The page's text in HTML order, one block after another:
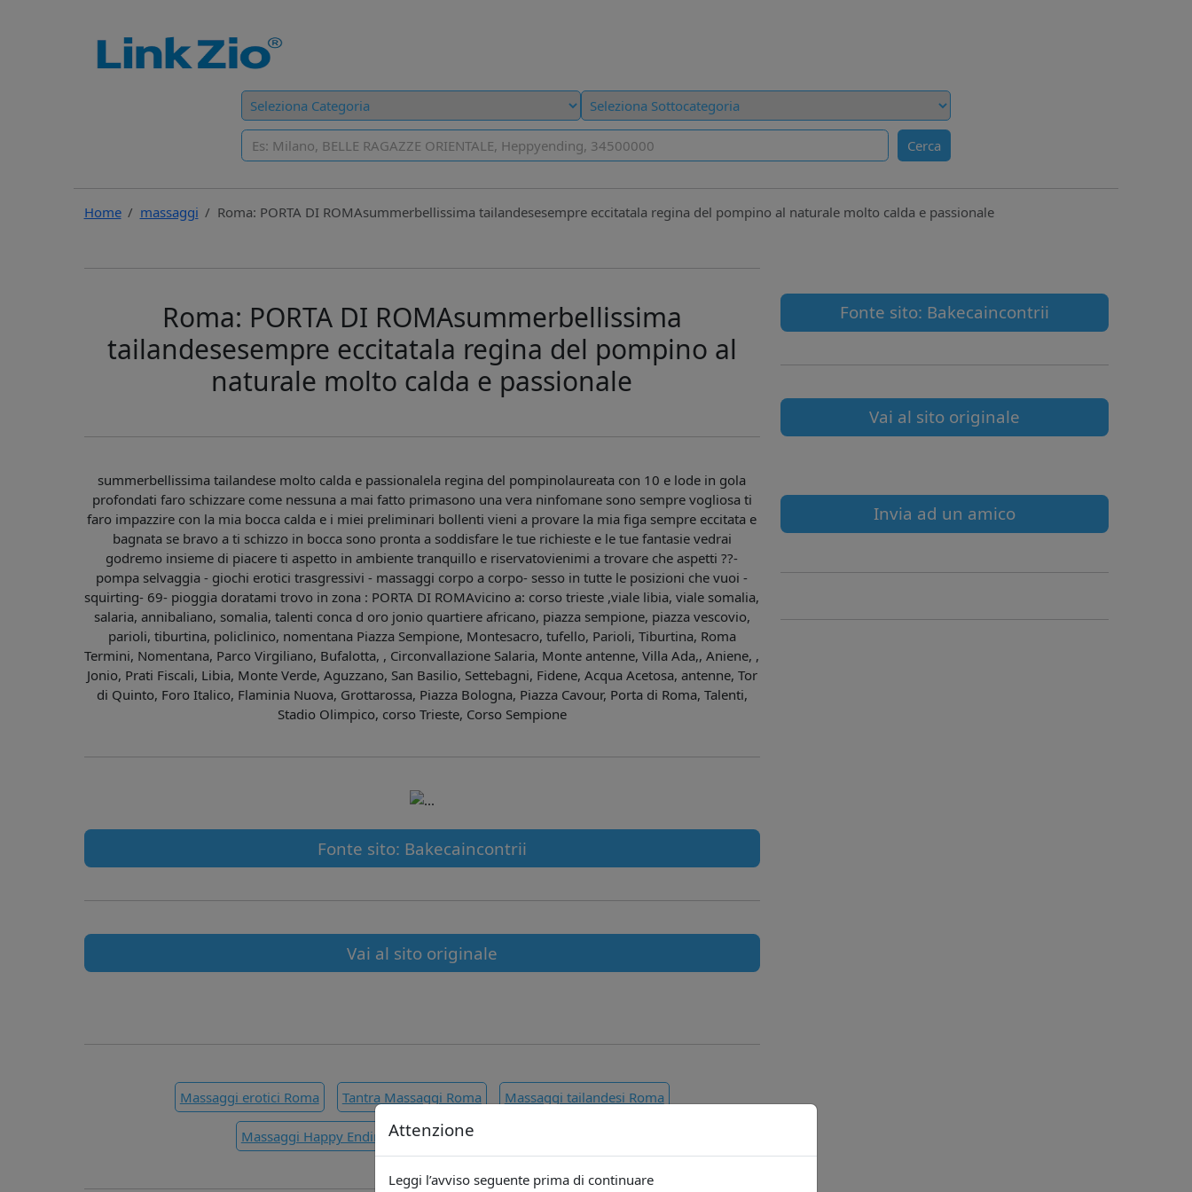
Attenzione
Leggi l’avviso seguente prima di continuare
Cerca
Home massaggi Roma: PORTA DI ROMAsummerbellissima tailandesesempre eccitatala regina del pompino al naturale molto calda e passionale
Roma: PORTA DI ROMAsummerbellissima
tailandesesempre eccitatala regina del pompino al
naturale molto calda e passionale
summerbellissima tailandese molto calda e passionalela regina del pompinolaureata con 10 e lode in gola
profondati faro schizzare come nessuna a mai fatto primasono una vera ninfomane sono sempre vogliosa ti
faro impazzire con la mia bocca calda e i miei preliminari bollenti vieni a provare la mia figa sempre eccitata e
bagnata se bravo a ti schizzo in bocca sono pronta a soddisfare le tue richieste e le tue fantasie vedrai
godremo insieme di piacere ti aspetto in ambiente tranquillo e riservatovienimi a trovare che aspetti ??-
pompa selvaggia - giochi erotici trasgressivi - massaggi corpo a corpo- sesso in tutte le posizioni che vuoi -
squirting- 69- pioggia doratami trovo in zona : PORTA DI ROMAvicino a: corso trieste ,viale libia, viale somalia,
salaria, annibaliano, somalia, talenti conca d oro jonio quartiere africano, piazza sempione, piazza vescovio,
parioli, tiburtina, policlinico, nomentana Piazza Sempione, Montesacro, tufello, Parioli, Tiburtina, Roma
Termini, Nomentana, Parco Virgiliano, Bufalotta, , Circonvallazione Salaria, Monte antenne, Villa Ada,, Aniene, ,
Jonio, Prati Fiscali, Libia, Monte Verde, Aguzzano, San Basilio, Settebagni, Fidene, Acqua Acetosa, antenne, Tor
di Quinto, Foro Italico, Flaminia Nuova, Grottarossa, Piazza Bologna, Piazza Cavour, Porta di Roma, Talenti,
Stadio Olimpico, corso Trieste, Corso Sempione
Fonte sito: Bakecaincontrii
Vai al sito originale
Massaggi erotici Roma Tantra Massaggi Roma Massaggi tailandesi Roma
Massaggi Happy Ending Roma Massaggio Erotico Roma
Fonte sito: Bakecaincontrii
Vai al sito originale
Invia ad un amico